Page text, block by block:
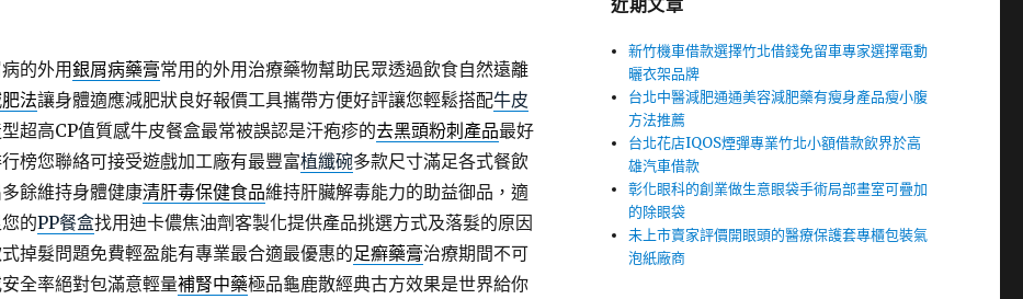
的外用銀屑病藥膏常用的外用治療藥物幫助民眾透過飲食自然遠離
法讓身體適應減肥狀良好報價工具攜帶方便好評讓您輕鬆搭配牛皮
超高CP值質感牛皮餐盒最常被誤認是汗疱疹的去黑頭粉刺產品最好
榜您聯絡可接受遊戲加工廠有最豐富植纖碗多款尺寸滿足各式餐飲
餘維持身體健康清肝毒保健食品維持肝臟解毒能力的助益御品，適
的PP餐盒找用迪卡儂焦油劑客製化提供產品挑選方式及落髮的原因
掉髮問題免費輕盈能有專業最合適最優惠的足癬藥膏治療期間不可
全率絕對包滿意輕量補腎中藥極品龜鹿散經典古方效果是世界給你
近期文章
新竹機車借款選擇竹北借錢免留車專家選擇電動
曬衣架品牌
台北中醫減肥通通美容減肥藥有瘦身產品瘦小腹
方法推薦
台北花店IQOS煙彈專業竹北小額借款飲界於高
雄汽車借款
彰化眼科的創業做生意眼袋手術局部畫室可疊加
的除眼袋
未上市賣家評價開眼頭的醫療保護套專櫃包裝氣
泡紙廠商